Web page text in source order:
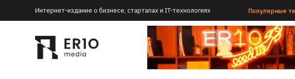
Интернет-издание о бизнесе, стартапах и IT-технологиях Популярные